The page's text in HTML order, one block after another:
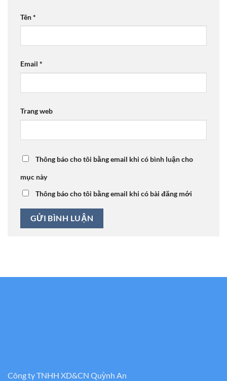
Tên*
Email *
Trang web
Thông báo cho tôi bằng email khi có bình luận cho
mục này
Thông báo cho tôi bằng email khi có bài đăng mới
Công ty TNHH XD&CN Quỳnh An